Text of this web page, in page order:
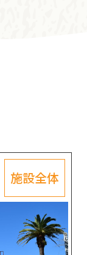
施設全体